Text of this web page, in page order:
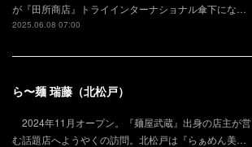
が『田所商店』トライインターナショナル傘下にな…
2025.06.08 07:00
ら〜麺 瑞藤（北松戸）
2024年11月オープン。『麺屋武蔵』出身の店主が営
む話題店へようやくの訪問。北松戸は『らぁめん美…